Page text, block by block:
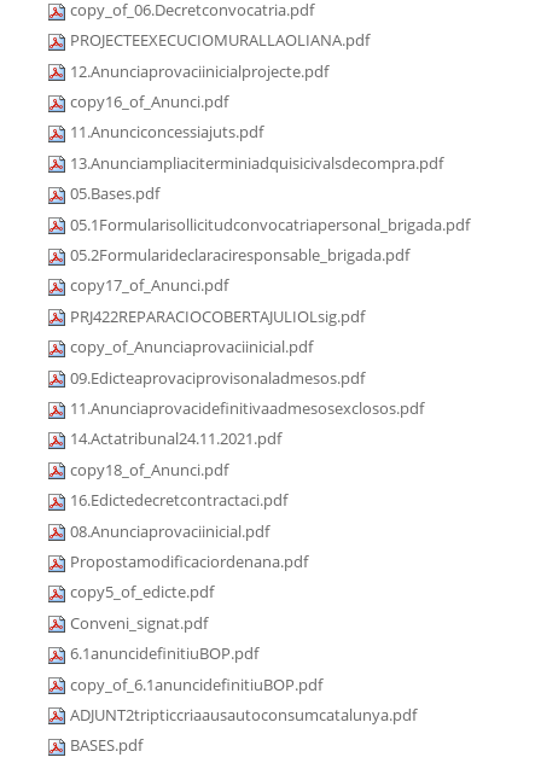
copy_of_06.Decretconvocatria.pdf
PROJECTEEXECUCIOMURALLAOLIANA.pdf
12.Anunciaprovaciinicialprojecte.pdf
copy16_of_Anunci.pdf
11.Anunciconcessiajuts.pdf
13.Anunciampliaciterminiadquisicivalsdecompra.pdf
05.Bases.pdf
05.1Formularisollicitudconvocatriapersonal_brigada.pdf
05.2Formularideclaraciresponsable_brigada.pdf
copy17_of_Anunci.pdf
PRJ422REPARACIOCOBERTAJULIOLsig.pdf
copy_of_Anunciaprovaciinicial.pdf
09.Edicteaprovaciprovisonaladmesos.pdf
11.Anunciaprovacidefinitivaadmesosexclosos.pdf
14.Actatribunal24.11.2021.pdf
copy18_of_Anunci.pdf
16.Edictedecretcontractaci.pdf
08.Anunciaprovaciinicial.pdf
Propostamodificaciordenana.pdf
copy5_of_edicte.pdf
Conveni_signat.pdf
6.1anuncidefinitiuBOP.pdf
copy_of_6.1anuncidefinitiuBOP.pdf
ADJUNT2tripticcriaausautoconsumcatalunya.pdf
BASES.pdf